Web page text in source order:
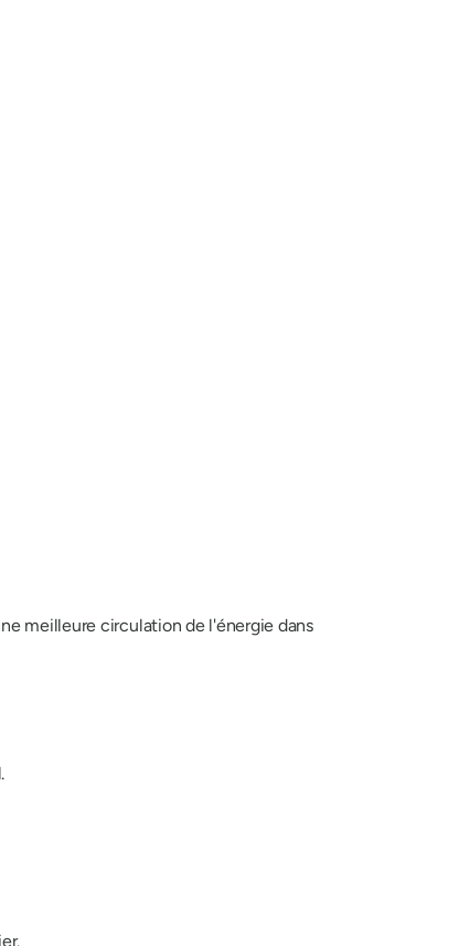
meilleure circulation de l'énergie dans